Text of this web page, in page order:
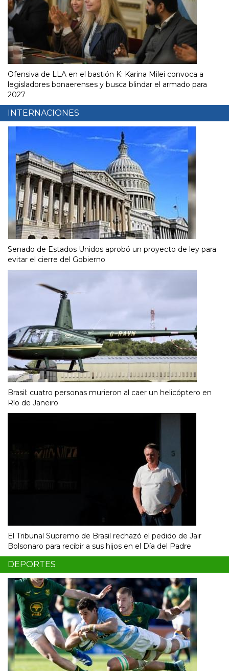
Ofensiva de LLA en el bastión K: Karina Milei convoca a
legisladores bonaerenses y busca blindar el armado para
2027
INTERNACIONES
Senado de Estados Unidos aprobó un proyecto de ley para
evitar el cierre del Gobierno
Brasil: cuatro personas murieron al caer un helicóptero en
Río de Janeiro
El Tribunal Supremo de Brasil rechazó el pedido de Jair
Bolsonaro para recibir a sus hijos en el Día del Padre
DEPORTES